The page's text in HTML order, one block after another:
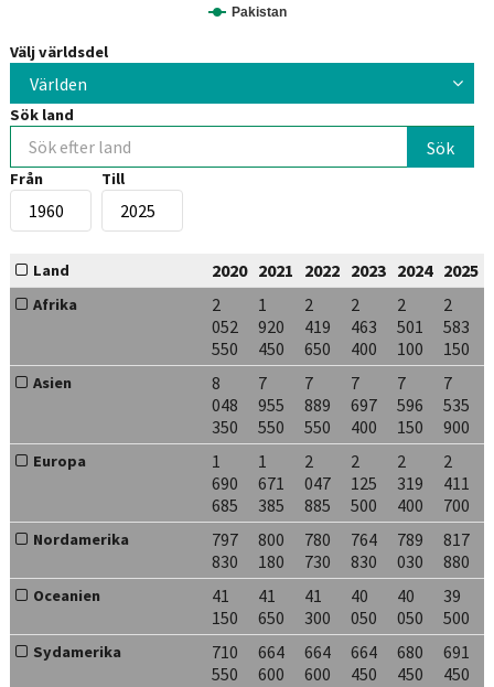
Pakistan
Välj världsdel
Världen
Sök land
Från Till
Land 2020 2021 2022 2023 2024 2025
Afrika
2
052
550
1
920
450
2
419
650
2
463
400
2
501
100
2
583
150
Asien
8
048
350
7
955
550
7
889
550
7
697
400
7
596
150
7
535
900
Europa
1
690
685
1
671
385
2
047
885
2
125
500
2
319
400
2
411
700
Nordamerika
797
830
800
180
780
730
764
830
789
030
817
880
Oceanien
41
150
41
650
41
300
40
050
40
050
39
500
Sydamerika
710
550
664
600
664
600
664
450
680
450
691
450